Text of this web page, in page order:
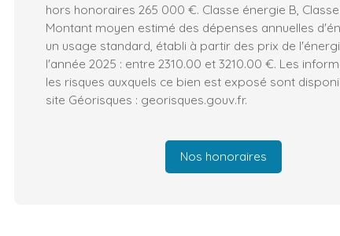
hors honoraires 265 000 €. Classe énergie B,
Montant moyen estimé des dépenses annuelles
un usage standard, établi à partir des prix de
l'année 2025 : entre 2310.00 et 3210.00 €. Les
les risques auxquels ce bien est exposé sont
site Géorisques : georisques.gouv.fr.
Nos honoraires